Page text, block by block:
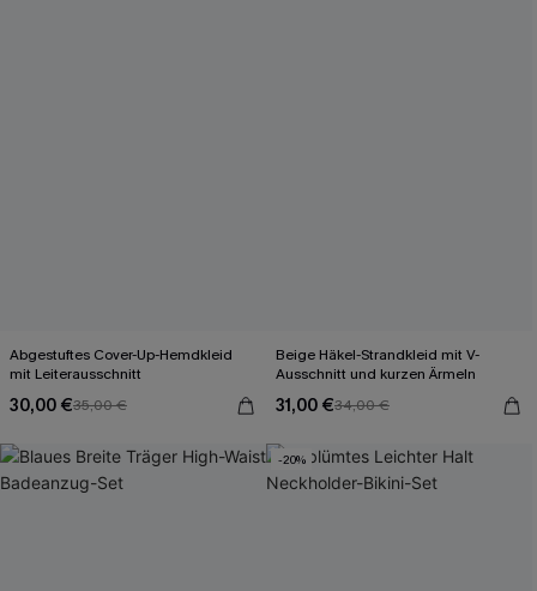
Abgestuftes Cover-Up-Hemdkleid
mit Leiterausschnitt
30,00 €35,00 €
Beige Häkel-Strandkleid mit V-
Ausschnitt und kurzen Ärmeln
31,00 €34,00 €
-20%